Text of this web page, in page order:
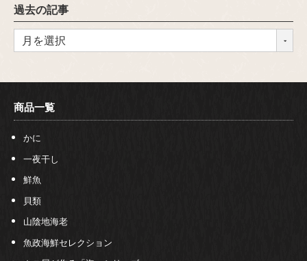
過去の記事
商品一覧
かに
一夜干し
鮮魚
貝類
山陰地海老
魚政海鮮セレクション